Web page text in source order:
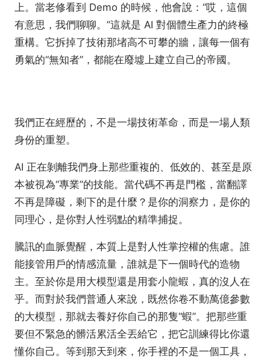
上。當老修看到 Demo 的時候，他會說：“哎，這個
有意思，我們聊聊。”這就是 AI 對個體生產力的終極
重構。它拆掉了技術那堵高不可攀的牆，讓每一個有
勇氣的“無知者”，都能在廢墟上建立自己的帝國。
我們正在經歷的，不是一場技術革命，而是一場人類
身份的重塑。
AI 正在剝離我們身上那些重複的、低效的、甚至是原
本被視為“專業”的技能。當代碼不再是門檻，當翻譯
不再是障礙，剩下的是什麼？是你的洞察力，是你的
同理心，是你對人性弱點的精準捕捉。
騰訊的血脈覺醒，本質上是對人性掌控權的焦慮。誰
能接管用戶的情感流量，誰就是下一個時代的造物
主。至於你是用大模型還是用套小龍蝦，真的沒人在
乎。而對於我們普通人來說，既然你卷不動萬億參數
的大模型，那就去養好你自己的那隻“蝦”。把那些重
要但不緊急的髒活累活全丟給它，把它訓練得比你還
懂你自己。等到那天到來，你手裡的不是一個工具，